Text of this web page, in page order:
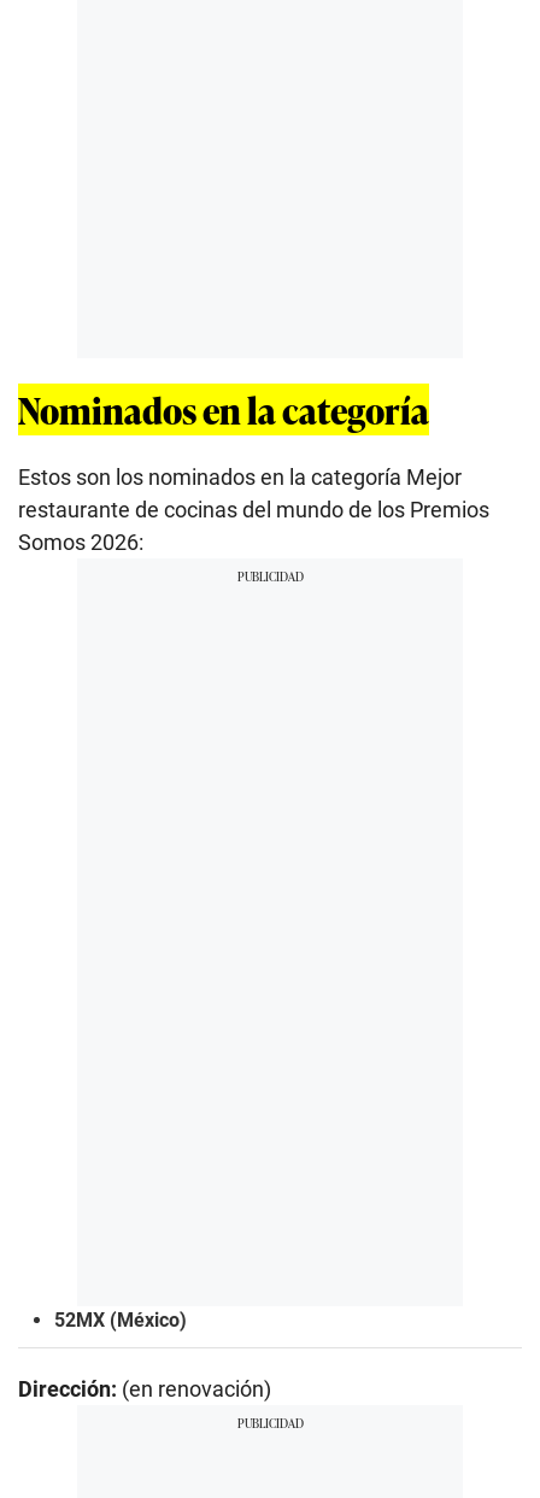
Nominados en la categoría
Estos son los nominados en la categoría Mejor
restaurante de cocinas del mundo de los Premios
Somos 2026:
52MX (México)
Dirección: (en renovación)